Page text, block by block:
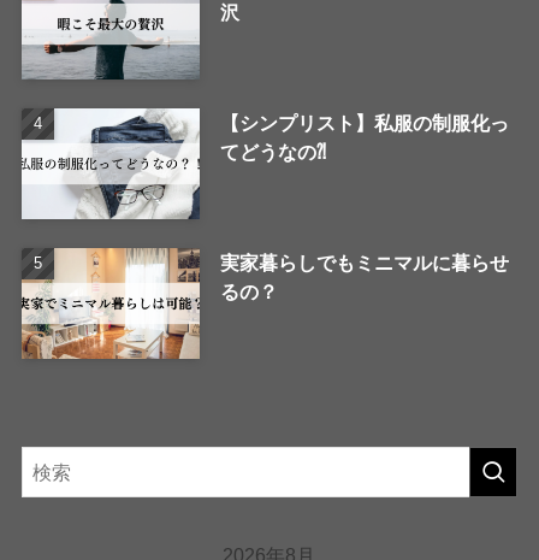
沢
【シンプリスト】私服の制服化っ
てどうなの⁈
実家暮らしでもミニマルに暮らせ
るの？
2026年8月